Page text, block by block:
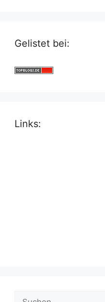
Gelistet bei:
Links:
Suche